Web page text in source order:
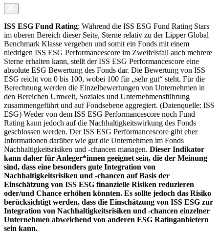
ISS ESG Fund Rating: Während die ISS ESG Fund Rating Stars
im oberen Bereich dieser Seite, Sterne relativ zu der Lipper Global
Benchmark Klasse vergeben und somit ein Fonds mit einem
niedrigen ISS ESG Performancescore im Zweifelsfall auch mehrere
Sterne erhalten kann, stellt der ISS ESG Performancescore eine
absolute ESG Bewertung des Fonds dar. Die Bewertung von ISS
ESG reicht von 0 bis 100, wobei 100 für „sehr gut“ steht. Für die
Berechnung werden die Einzelbewertungen von Unternehmen in
den Bereichen Umwelt, Soziales und Unternehmensführung
zusammengeführt und auf Fondsebene aggregiert. (Datenquelle: ISS
ESG) Weder von dem ISS ESG Performancescore noch Fund
Rating kann jedoch auf die Nachhaltigkeitswirkung des Fonds
geschlossen werden. Der ISS ESG Performancescore gibt eher
Informationen darüber wie gut die Unternehmen im Fonds
Nachhaltigkeitsrisiken und -chancen managen. Dieser Indikator
kann daher für Anleger*innen geeignet sein, die der Meinung
sind, dass eine besonders gute Integration von
Nachhaltigkeitsrisiken und -chancen auf Basis der
Einschätzung von ISS ESG finanzielle Risiken reduzieren
oder/und Chance erhöhen könnten. Es sollte jedoch das Risiko
berücksichtigt werden, dass die Einschätzung von ISS ESG zur
Integration von Nachhaltigkeitsrisiken und -chancen einzelner
Unternehmen abweichend von anderen ESG Ratinganbietern
sein kann.